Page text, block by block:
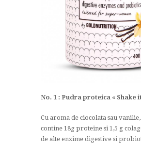
No. 1 : Pudra proteica « Shake
Cu aroma de ciocolata sau
contine 18g proteine si 1,5 g
de alte enzime digestive si